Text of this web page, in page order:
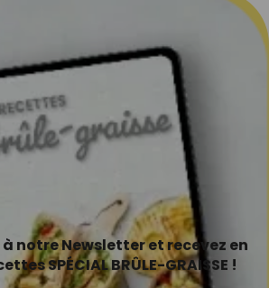
notre Newsletter et recevez en
SPÉCIAL BRÛLE-GRAISSE !